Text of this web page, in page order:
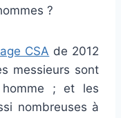
?
CSA de 2012
messieurs sont
; et les
nombreuses à